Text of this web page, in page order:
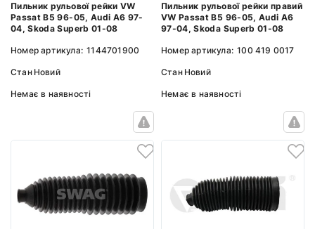
Пильник рульової рейки VW
Passat B5 96-05, Audi A6 97-
04, Skoda Superb 01-08
Номер артикула: 1144701900
Стан Новий
Немає в наявності
Пильник рульової рейки правий
VW Passat B5 96-05, Audi A6
97-04, Skoda Superb 01-08
Номер артикула: 100 419 0017
Стан Новий
Немає в наявності